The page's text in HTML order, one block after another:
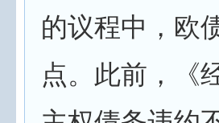
的议程中，欧
点。此前，《